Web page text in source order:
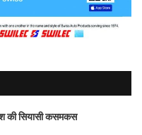
की सियासी कसमकस